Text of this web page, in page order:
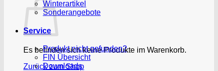
Es befinden sich keine Produkte im Warenkorb.
Zurück zum Shop
Winterartikel
Sonderangebote
Service
Produkt nicht gefunden?
FIN Übersicht
Downloads